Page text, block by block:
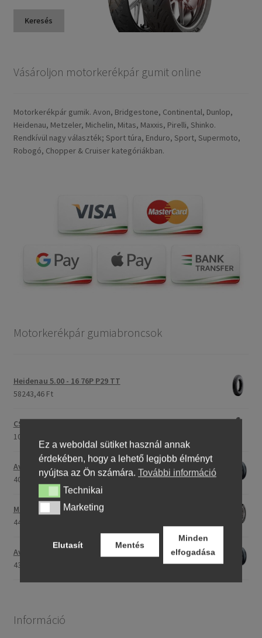
Keresés
Vásároljon motorkerékpár gumit online
Motorkerékpár gumik. Avon, Bridgestone, Continental, Dunlop,
Heidenau, Metzeler, Michelin, Mitas, Maxxis, Pirelli, Shinko.
Rendkívül nagy választék; Sport túra, Enduro, Sport, Supermoto,
Robogó, Chopper & Cruiser kategóriákban.
Motorkerékpár gumiabroncsok
Heidenau 5.00 - 16 76P P29 TT
58243,46 Ft
CST C-186 3.00 - 23 59P TT (első/hátsó)
107396,28 Ft
Avon Roadrider MKII 90/90 - 18 51V TL (első/hátsó)
40791,20 Ft
Maxxis M-6011 170/80 - 15 77H TL (hátsó gumi)
44753,31 Ft
Avon Roadrider MKII 110/80 - 18 (58V) TL (első/hátsó)
43809,26 Ft
Információ
Ez a weboldal sütiket használ annak
érdekében, hogy a lehető legjobb élményt
nyújtsa az Ön számára. További információ
TechnikaiTechnikai
MarketingMarketing
Elutasít Mentés
Minden
elfogadása